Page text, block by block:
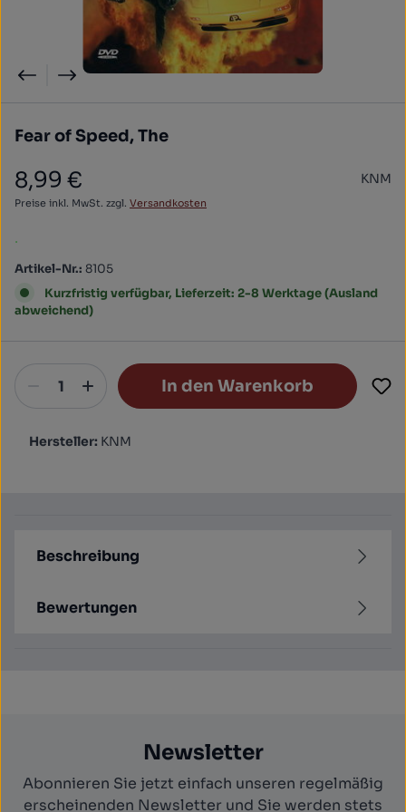
Fear of Speed, The
Regulärer Preis:
8,99 €
Preise inkl. MwSt. zzgl. Versandkosten
.
KNM
Artikel-Nr.: 8105
Kurzfristig verfügbar, Lieferzeit: 2-8 Werktage (Ausland
abweichend)
In den Warenkorb
Hersteller: KNM
Beschreibung
Bewertungen
Newsletter
Abonnieren Sie jetzt einfach unseren regelmäßig
erscheinenden Newsletter und Sie werden stets